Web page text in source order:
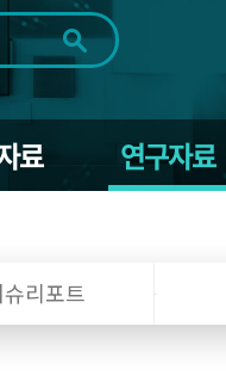
1개월 3개월 1년
~
료 연구자료
리포트